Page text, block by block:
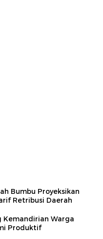
Bumbu Proyeksikan
Retribusi Daerah
Kemandirian Warga
Produktif